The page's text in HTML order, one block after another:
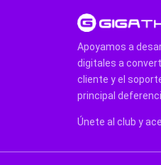
Apoyamos a
digitales a
cliente y el
principal
Únete al club y